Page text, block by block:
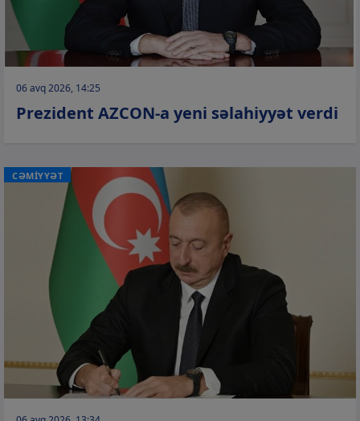
06 avq 2026, 14:25
Prezident AZCON-a yeni səlahiyyət verdi
CƏMİYYƏT